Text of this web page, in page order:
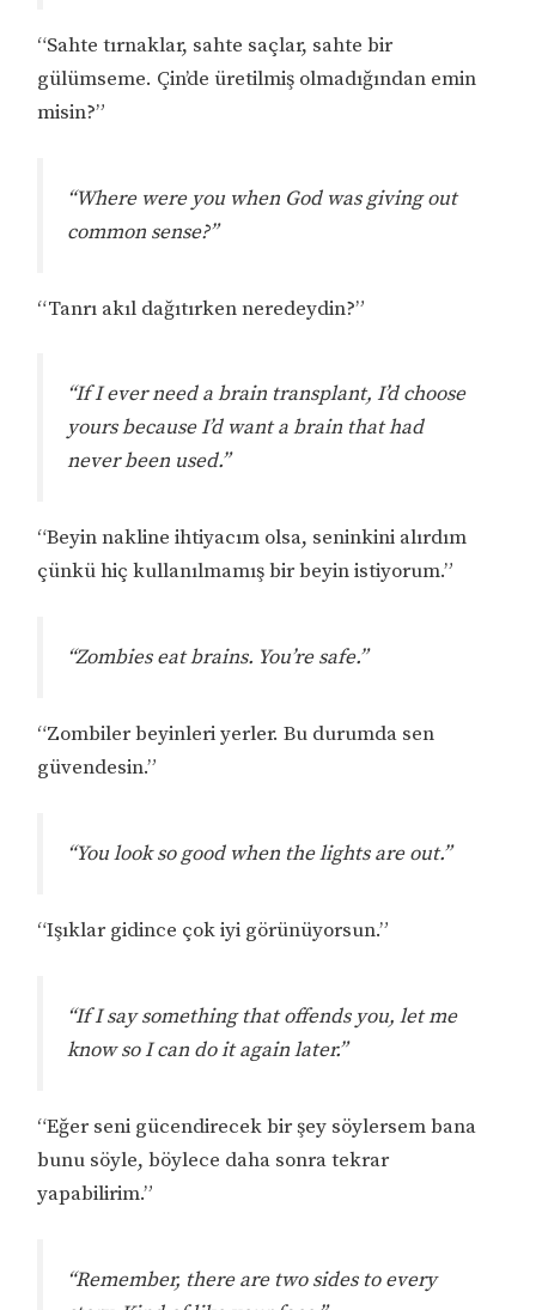
“Sahte tırnaklar, sahte saçlar, sahte bir
gülümseme. Çin’de üretilmiş olmadığından emin
misin?”
“Where were you when God was giving out
common sense?”
“Tanrı akıl dağıtırken neredeydin?”
“If I ever need a brain transplant, I’d choose
yours because I’d want a brain that had
never been used.”
“Beyin nakline ihtiyacım olsa, seninkini alırdım
çünkü hiç kullanılmamış bir beyin istiyorum.”
“Zombies eat brains. You’re safe.”
“Zombiler beyinleri yerler. Bu durumda sen
güvendesin.”
“You look so good when the lights are out.”
“Işıklar gidince çok iyi görünüyorsun.”
“If I say something that offends you, let me
know so I can do it again later.”
“Eğer seni gücendirecek bir şey söylersem bana
bunu söyle, böylece daha sonra tekrar
yapabilirim.”
“Remember, there are two sides to every